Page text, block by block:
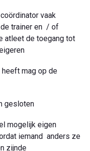
vaak
trainer en / of
atleet de toegang tot
mag op de
eigen
iemand anders ze
zijnde